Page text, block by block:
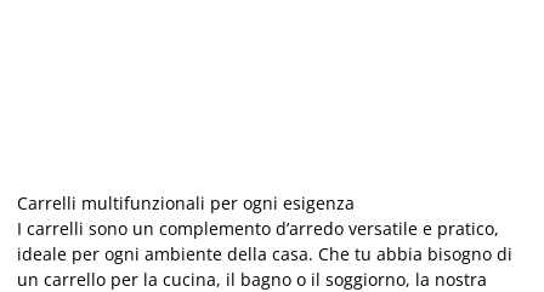
Carrelli multifunzionali per ogni esigenza
I carrelli sono un complemento d’arredo versatile e pratico,
ideale per ogni ambiente della casa. Che tu abbia bisogno di
un carrello per la cucina, il bagno o il soggiorno, la nostra